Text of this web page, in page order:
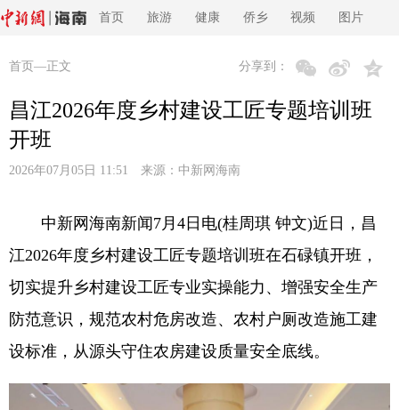
首页 旅游 健康 侨乡 视频 图片
首页 —正文 分享到：
昌江2026年度乡村建设工匠专题培训班
开班
2026年07月05日 11:51 来源： 中新网海南
中新网海南新闻7月4日电(桂周琪 钟文)近日，昌
江2026年度乡村建设工匠专题培训班在石碌镇开班，
切实提升乡村建设工匠专业实操能力、增强安全生产
防范意识，规范农村危房改造、农村户厕改造施工建
设标准，从源头守住农房建设质量安全底线。